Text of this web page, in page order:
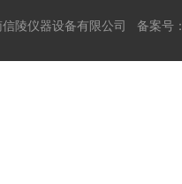
陵仪器设备有限公司 备案号：